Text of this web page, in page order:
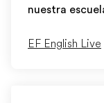
nuestra
EF English Live